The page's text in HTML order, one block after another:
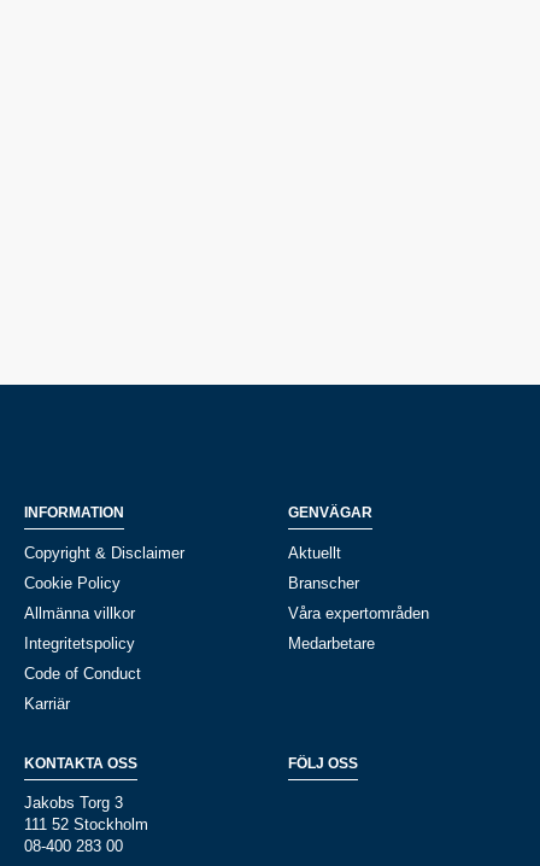
INFORMATION
Copyright & Disclaimer
Cookie Policy
Allmänna villkor
Integritetspolicy
Code of Conduct
Karriär
GENVÄGAR
Aktuellt
Branscher
Våra expertområden
Medarbetare
KONTAKTA OSS
Jakobs Torg 3
111 52 Stockholm
08-400 283 00
FÖLJ OSS